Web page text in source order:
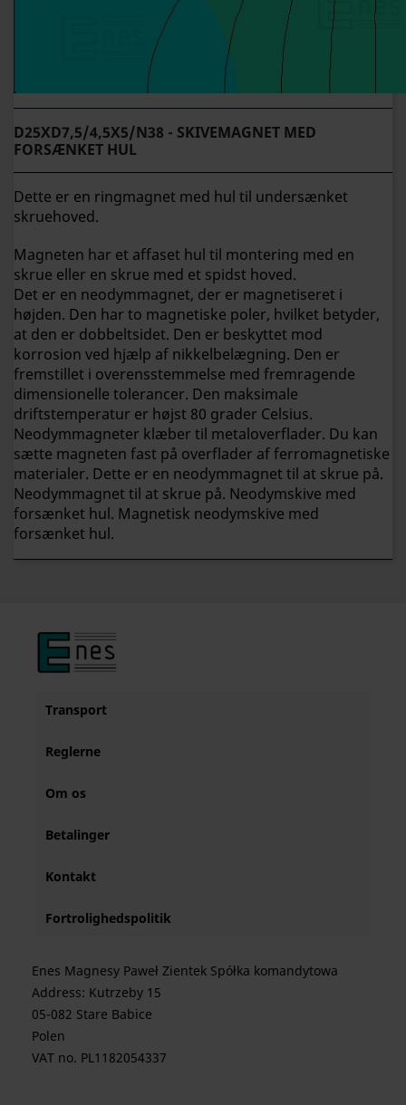
D25XD7,5/4,5X5/N38 - SKIVEMAGNET MED
FORSÆNKET HUL
Dette er en ringmagnet med hul til undersænket
skruehoved.
Magneten har et affaset hul til montering med en
skrue eller en skrue med et spidst hoved.
Det er en neodymmagnet, der er magnetiseret i
højden. Den har to magnetiske poler, hvilket betyder,
at den er dobbeltsidet. Den er beskyttet mod
korrosion ved hjælp af nikkelbelægning. Den er
fremstillet i overensstemmelse med fremragende
dimensionelle tolerancer. Den maksimale
driftstemperatur er højst 80 grader Celsius.
Neodymmagneter klæber til metaloverflader. Du kan
sætte magneten fast på overflader af ferromagnetiske
materialer. Dette er en neodymmagnet til at skrue på.
Neodymmagnet til at skrue på. Neodymskive med
forsænket hul. Magnetisk neodymskive med
forsænket hul.
Transport
Reglerne
Om os
Betalinger
Kontakt
Fortrolighedspolitik
Enes Magnesy Paweł Zientek Spółka komandytowa
Address: Kutrzeby 15
05-082 Stare Babice
Polen
VAT no. PL1182054337